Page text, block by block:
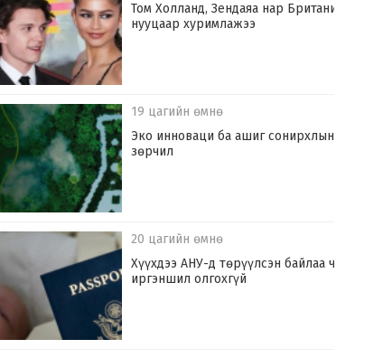
Том Холланд, Зендаяа нар Британид
нууцаар хуримлажээ
19 цагийн өмнө
Эко инноваци ба ашиг сонирхлын
зөрчил
20 цагийн өмнө
Хүүхдээ АНУ-д төрүүлсэн байлаа ч
иргэншил олгохгүй